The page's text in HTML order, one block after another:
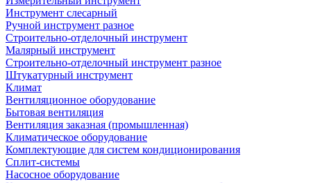
Инструмент слесарный
Ручной инструмент разное
Строительно-отделочный инструмент
Малярный инструмент
Строительно-отделочный инструмент разное
Штукатурный инструмент
Климат
Вентиляционное оборудование
Бытовая вентиляция
Вентиляция заказная (промышленная)
Климатическое оборудование
Комплектующие для систем кондиционирования
Сплит-системы
Насосное оборудование